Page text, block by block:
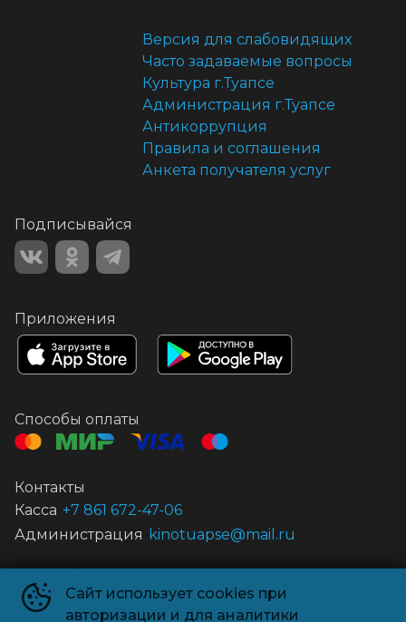
Сайт использует cookies при
авторизации и для аналитики
Версия для слабовидящих
Часто задаваемые вопросы
Культура г.Туапсе
Администрация г.Туапсе
Антикоррупция
Правила и соглашения
Анкета получателя услуг
Подписывайся
Приложения
Способы оплаты
Контакты
Касса +7 861 672-47-06
Администрация kinotuapse@mail.ru
Муниципальное автономное учреждение культуры «Центр кино
и досуга «Россия»© 1959- 2026